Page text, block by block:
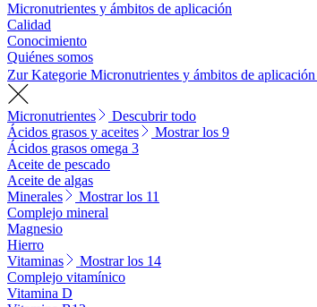
Micronutrientes y ámbitos de aplicación
Calidad
Conocimiento
Quiénes somos
Zur Kategorie Micronutrientes y ámbitos de aplicación
Micronutrientes
Descubrir todo
Ácidos grasos y aceites
Mostrar los 9
Ácidos grasos omega 3
Aceite de pescado
Aceite de algas
Minerales
Mostrar los 11
Complejo mineral
Magnesio
Hierro
Vitaminas
Mostrar los 14
Complejo vitamínico
Vitamina D